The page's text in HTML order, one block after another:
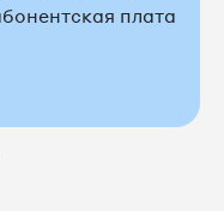
плата